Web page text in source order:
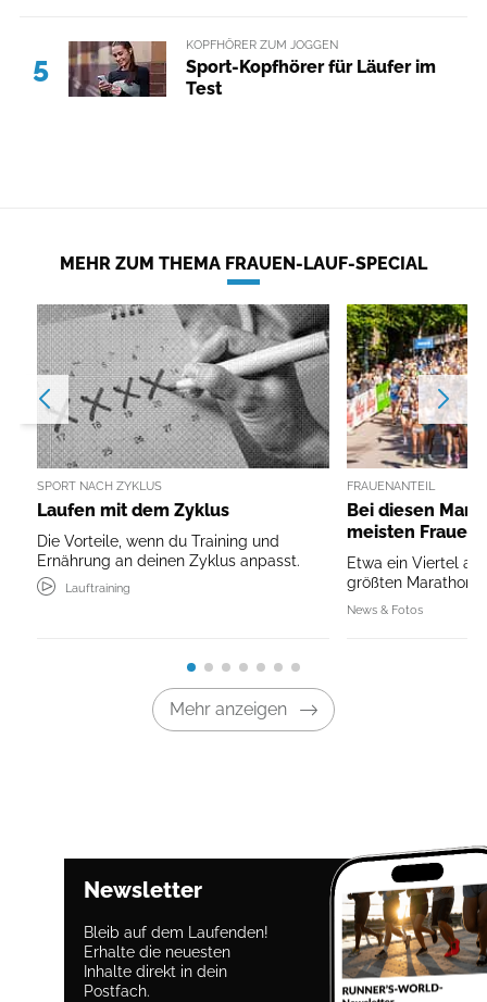
5
KOPFHÖRER ZUM JOGGEN
Sport-Kopfhörer für Läufer im
Test
MEHR ZUM THEMA FRAUEN-LAUF-SPECIAL
SPORT NACH ZYKLUS
Laufen mit dem Zyklus
Die Vorteile, wenn du Training und
Ernährung an deinen Zyklus anpasst.
Lauftraining
FRAUENANTEIL
Bei diesen
meisten Frauen
Etwa ein Viertel
größten Marathons
News & Fotos
Mehr anzeigen
Newsletter
Bleib auf dem Laufenden!
Erhalte die neuesten
Inhalte direkt in dein
Postfach.